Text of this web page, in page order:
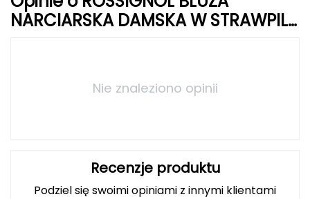
Giro
NARCIARSKA DAMSKA W STRAWPILE
Nie znaleziono opinii
Recenzje produktu
Podziel się swoimi opiniami z innymi klientami